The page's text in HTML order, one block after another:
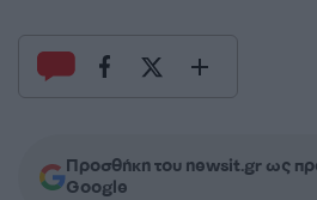
Προσθήκη του newsit.gr ως
Google